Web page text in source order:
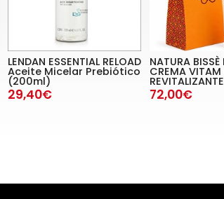
LENDAN ESSENTIAL RELOAD
Aceite Micelar Prebiótico
(200ml)
29,40€
NATURA
CREMA
REVITALIZANTE
72,00€